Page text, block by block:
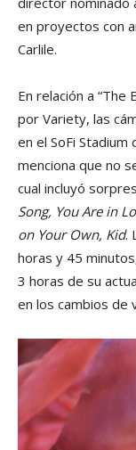
en proyectos con
Carlile.
En relación a
por Variety, las
en el SoFi
menciona que no
cual incluyó
Song, You Are in
on Your Own, Kid.
horas y 45
3 horas de su
en los cambios de